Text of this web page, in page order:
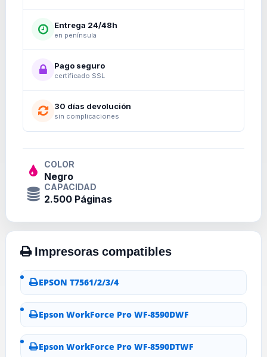
Entrega 24/48h
en península
Pago seguro
certificado SSL
30 días devolución
sin complicaciones
COLOR
Negro
CAPACIDAD
2.500 Páginas
EPSON T7561/2/3/4
Epson WorkForce Pro WF-8590DWF
Epson WorkForce Pro WF-8590DTWF